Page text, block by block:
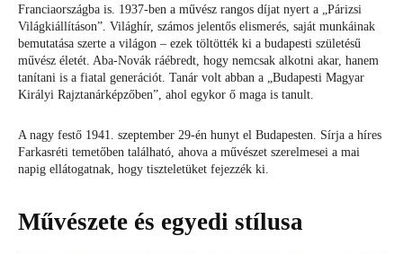
Franciaországba is. 1937-ben a művész rangos díjat nyert a „Párizsi
Világkiállításon”. Világhír, számos jelentős elismerés, saját munkáinak
bemutatása szerte a világon – ezek töltötték ki a budapesti születésű
művész életét. Aba-Novák ráébredt, hogy nemcsak alkotni akar, hanem
tanítani is a fiatal generációt. Tanár volt abban a „Budapesti Magyar
Királyi Rajztanárképzőben”, ahol egykor ő maga is tanult.
A nagy festő 1941. szeptember 29-én hunyt el Budapesten. Sírja a híres
Farkasréti temetőben található, ahova a művészet szerelmesei a mai
napig ellátogatnak, hogy tiszteletüket fejezzék ki.
Művészete és egyedi stílusa